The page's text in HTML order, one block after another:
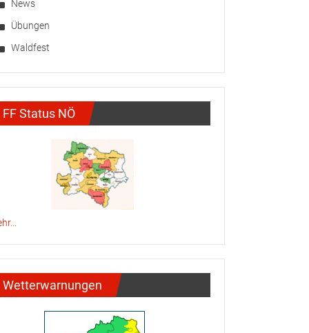
News
Übungen
Waldfest
FF Status NÖ
Wetterwarnungen